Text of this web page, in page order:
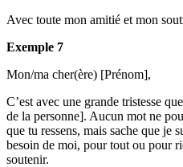
Avec toute mon amitié et mon
Exemple 7
Mon/ma cher(ère) [Prénom],
C’est avec une grande tristesse
de la personne]. Aucun mot ne
que tu ressens, mais sache que je
besoin de moi, pour tout ou pour
soutenir.